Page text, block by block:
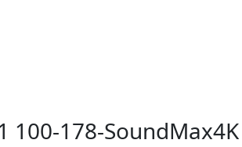
100-178-SoundMax4K